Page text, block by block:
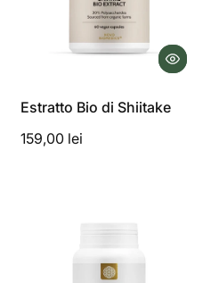
Estratto Bio di Shiitake
159,00 lei